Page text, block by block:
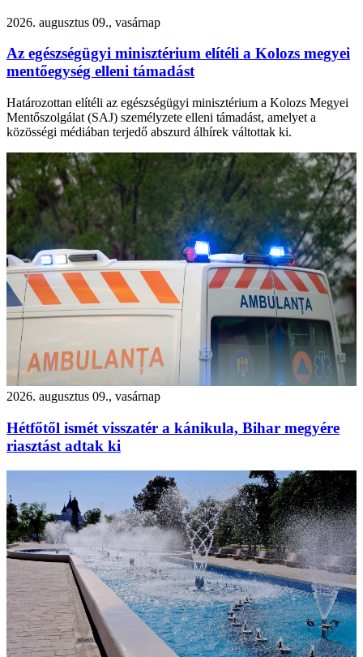
2026. augusztus 09., vasárnap
Az egészségügyi minisztérium elítéli a Kolozs megyei
mentőegység elleni támadást
Határozottan elítéli az egészségügyi minisztérium a Kolozs Megyei
Mentőszolgálat (SAJ) személyzete elleni támadást, amelyet a
közösségi médiában terjedő abszurd álhírek váltottak ki.
2026. augusztus 09., vasárnap
Hétfőtől ismét visszatér a kánikula, Bihar megyére
riasztást adtak ki